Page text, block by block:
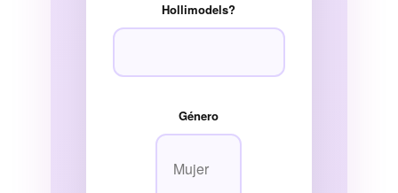
Hollimodels?
Género